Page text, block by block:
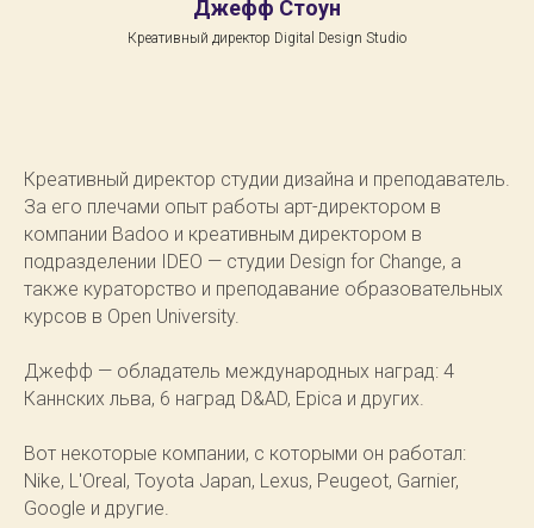
Джефф Стоун
Креативный директор Digital Design Studio
Креативный директор студии дизайна и преподаватель.
За его плечами опыт работы арт-директором в
компании Badoo и креативным директором в
подразделении IDEO — студии Design for Change, а
также кураторство и преподавание образовательных
курсов в Open University.
Джефф — обладатель международных наград: 4
Каннских льва, 6 наград D&AD, Epica и других.
Вот некоторые компании, с которыми он работал:
Nike, L'Oreal, Toyota Japan, Lexus, Peugeot, Garnier,
Google и другие.